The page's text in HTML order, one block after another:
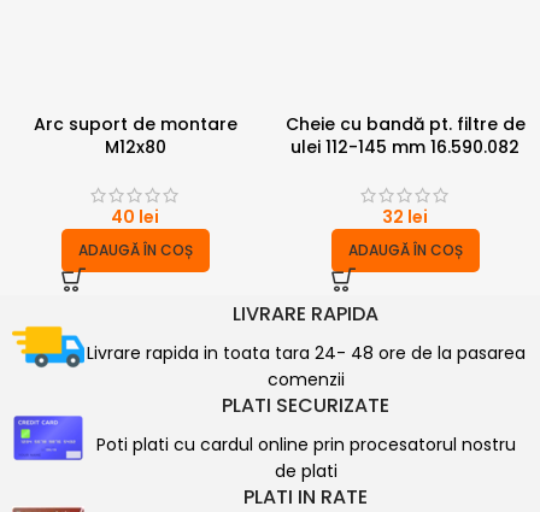
Arc suport de montare
M12x80
40 lei
ADAUGĂ ÎN COȘ
Cheie cu bandă pt. filtre de
ulei 112-145 mm 16.590.082
32 lei
ADAUGĂ ÎN COȘ
LIVRARE RAPIDA
Livrare rapida in toata tara 24- 48 ore de la pasarea
comenzii
PLATI SECURIZATE
Poti plati cu cardul online prin procesatorul nostru
de plati
PLATI IN RATE